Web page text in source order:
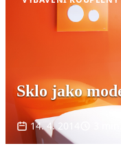
Sklo jako
14. 4. 2014